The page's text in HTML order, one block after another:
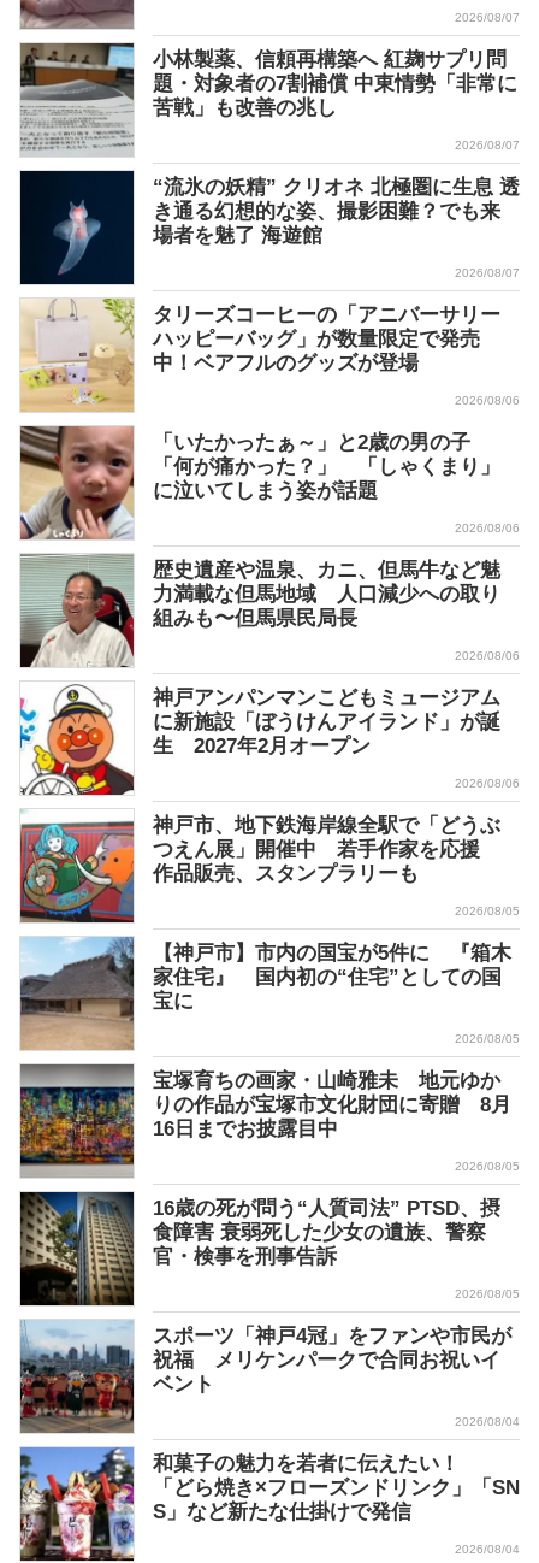
2026/08/07
小林製薬、信頼再構築へ 紅麹サプリ問
題・対象者の7割補償 中東情勢「非常に
苦戦」も改善の兆し
2026/08/07
“流氷の妖精” クリオネ 北極圏に生息 透
き通る幻想的な姿、撮影困難？でも来
場者を魅了 海遊館
2026/08/07
タリーズコーヒーの「アニバーサリー
ハッピーバッグ」が数量限定で発売
中！ベアフルのグッズが登場
2026/08/06
「いたかったぁ～」と2歳の男の子
「何が痛かった？」 「しゃくまり」
に泣いてしまう姿が話題
2026/08/06
歴史遺産や温泉、カニ、但馬牛など魅
力満載な但馬地域 人口減少への取り
組みも〜但馬県民局長
2026/08/06
神戸アンパンマンこどもミュージアム
に新施設「ぼうけんアイランド」が誕
生 2027年2月オープン
2026/08/06
神戸市、地下鉄海岸線全駅で「どうぶ
つえん展」開催中 若手作家を応援
作品販売、スタンプラリーも
2026/08/05
【神戸市】市内の国宝が5件に 『箱木
家住宅』 国内初の“住宅”としての国
宝に
2026/08/05
宝塚育ちの画家・山崎雅未 地元ゆか
りの作品が宝塚市文化財団に寄贈 8月
16日までお披露目中
2026/08/05
16歳の死が問う“人質司法” PTSD、摂
食障害 衰弱死した少女の遺族、警察
官・検事を刑事告訴
2026/08/05
スポーツ「神戸4冠」をファンや市民が
祝福 メリケンパークで合同お祝いイ
ベント
2026/08/04
和菓子の魅力を若者に伝えたい！
「どら焼き×フローズンドリンク」「SN
S」など新たな仕掛けで発信
2026/08/04